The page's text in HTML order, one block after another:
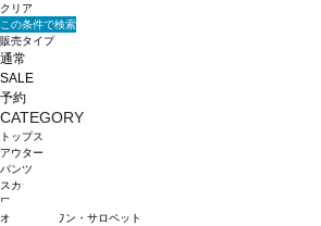
クリア
この条件で検索
販売タイプ
通常
SALE
予約
CATEGORY
トップス
アウター
パンツ
スカート
ワンピース
オールインワン・サロペット